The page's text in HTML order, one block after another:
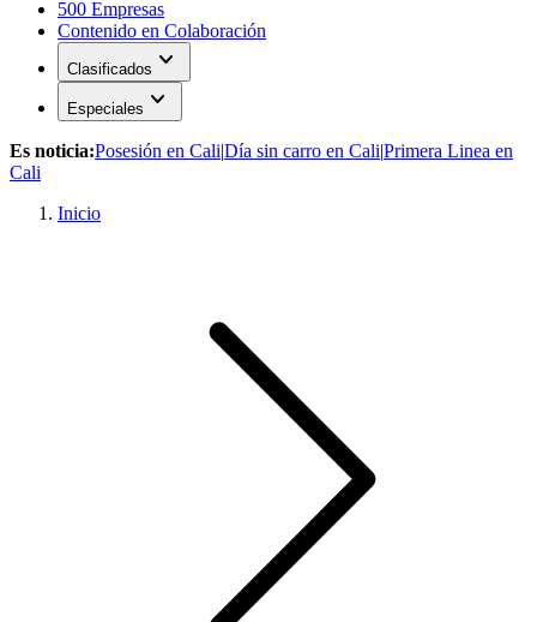
500 Empresas
Contenido en Colaboración
Clasificados expand_more
Especiales expand_more
Es noticia:Posesión en Cali|Día sin carro en Cali|Primera Linea en
Cali
Inicio